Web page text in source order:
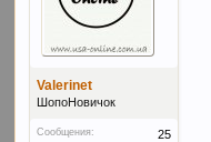
Valerinet
ШопоНовичок
Сообщения: 25